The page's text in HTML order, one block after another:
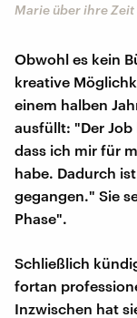
Marie über ihre
Obwohl es kein
kreative
einem halben
ausfüllt: "Der
dass ich mir für
habe. Dadurch
gegangen." Sie
Phase".
Schließlich
fortan
Inzwischen hat